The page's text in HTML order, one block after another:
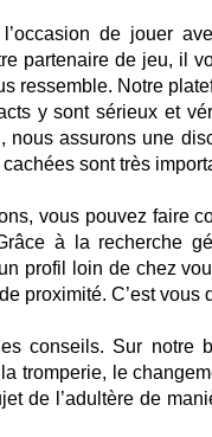
l’occasion de jouer
partenaire de jeu, il
ressemble. Notre
y sont sérieux et
nous assurons une
sont très
vous pouvez faire
à la recherche
profil loin de chez
proximité. C’est vous
conseils. Sur notre
tromperie, le
de l’adultère de